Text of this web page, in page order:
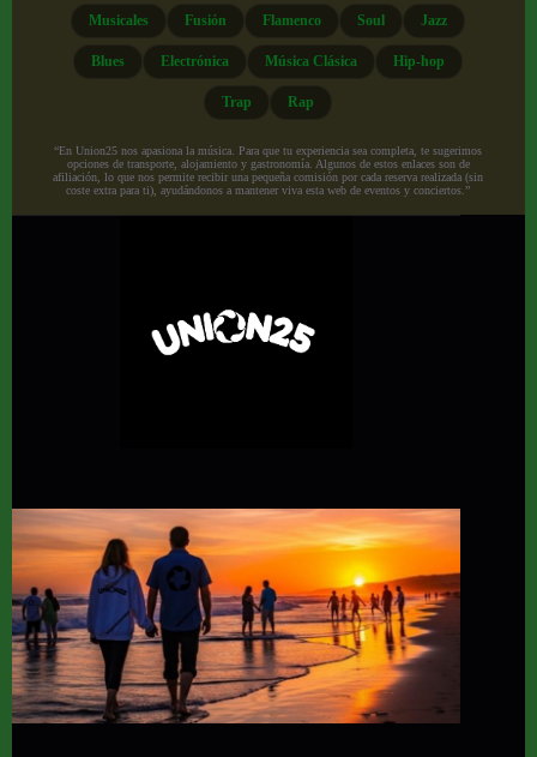
Musicales Fusión Flamenco Soul Jazz
Blues Electrónica Música Clásica Hip-hop
Trap Rap
“En Union25 nos apasiona la música. Para que tu experiencia sea completa, te sugerimos
opciones de transporte, alojamiento y gastronomía. Algunos de estos enlaces son de
afiliación, lo que nos permite recibir una pequeña comisión por cada reserva realizada (sin
coste extra para ti), ayudándonos a mantener viva esta web de eventos y conciertos.”